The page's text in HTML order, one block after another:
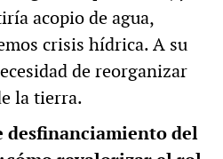
acopio de agua,
crisis hídrica. A su
de reorganizar
la tierra.
desfinanciamiento del